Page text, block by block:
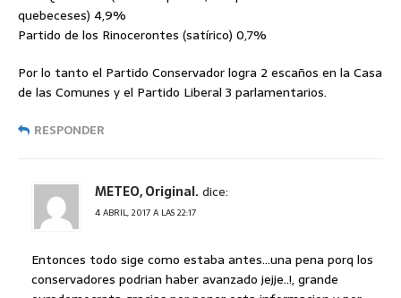
quebeceses) 4,9%
Partido de los Rinocerontes (satírico) 0,7%
Por lo tanto el Partido Conservador logra 2 escaños en la Casa
de las Comunes y el Partido Liberal 3 parlamentarios.
RESPONDER
METEO, Original.dice:
4 ABRIL, 2017 A LAS 22:17
Entonces todo sige como estaba antes…una pena porq los
conservadores podrian haber avanzado jejje..!, grande